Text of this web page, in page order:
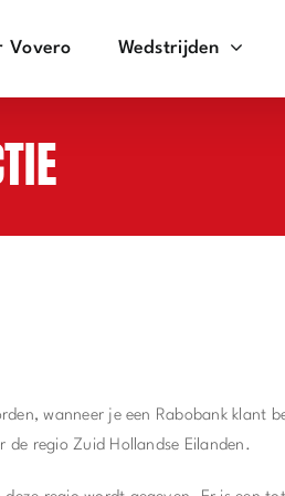
Vovero Wedstrijden
wanneer je een Rabobank klant
regio Zuid Hollandse Eilanden.